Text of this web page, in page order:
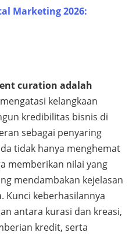
Marketing 2026:
curation adalah
kelangkaan
kredibilitas bisnis di
sebagai penyaring
tidak hanya menghemat
memberikan nilai yang
mendambakan kejelasan
Kunci keberhasilannya
antara kurasi dan kreasi,
kredit, serta